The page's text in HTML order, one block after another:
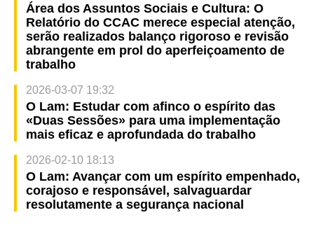
Área dos Assuntos Sociais e Cultura: O
Relatório do CCAC merece especial atenção,
serão realizados balanço rigoroso e revisão
abrangente em prol do aperfeiçoamento de
trabalho
2026-03-07 19:32
O Lam: Estudar com afinco o espírito das
«Duas Sessões» para uma implementação
mais eficaz e aprofundada do trabalho
2026-02-10 18:13
O Lam: Avançar com um espírito empenhado,
corajoso e responsável, salvaguardar
resolutamente a segurança nacional